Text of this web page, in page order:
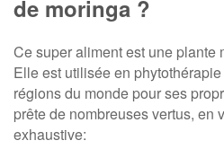
de moringa ?
Ce super aliment est une plante
Elle est utilisée en
régions du monde pour ses
prête de nombreuses vertus, en
exhaustive: